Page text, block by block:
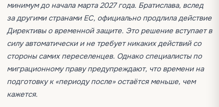
минимум до начала марта 2027 года. Братислава, вслед
за другими странами ЕС, официально продлила действие
Директивы о временной защите. Это решение вступает в
силу автоматически и не требует никаких действий со
стороны самих переселенцев. Однако специалисты по
миграционному праву предупреждают, что времени на
подготовку к «периоду после» остаётся меньше, чем
кажется.